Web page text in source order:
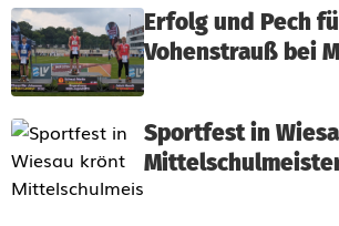
Erfolg und Pech
Vohenstrauß bei
Sportfest in